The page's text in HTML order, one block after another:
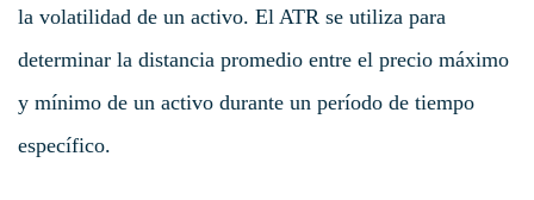
la volatilidad de un activo. El ATR se utiliza para
determinar la distancia promedio entre el precio máximo
y mínimo de un activo durante un período de tiempo
específico.